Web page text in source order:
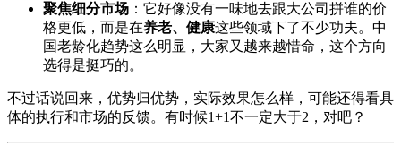
聚焦细分市场 ：它好像没有一味地去跟大公司拼谁的价
格更低，而是在养老、健康这些领域下了不少功夫。中
国老龄化趋势这么明显，大家又越来越惜命，这个方向
选得是挺巧的。
不过话说回来，优势归优势，实际效果怎么样，可能还得看具
体的执行和市场的反馈。有时候1+1不一定大于2，对吧？